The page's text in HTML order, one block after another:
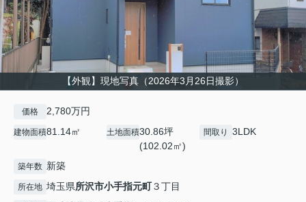
【外観】現地写真（2026年3月26日撮影）
価格 2,780万円
建物面積81.14㎡ 土地面積30.86坪
(102.02㎡)
間取り 3LDK
築年数 新築
所在地 埼玉県所沢市小手指元町３丁目